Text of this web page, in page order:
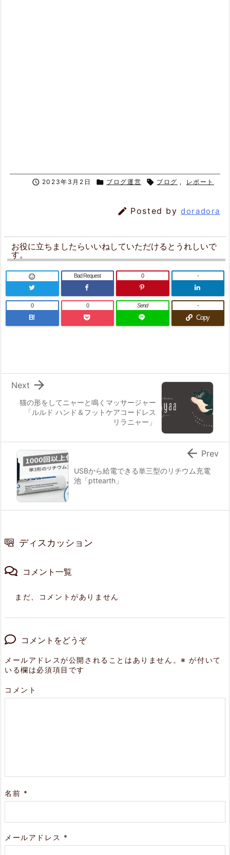
 2023年3月2日  ブログ運営  ブログ , レポート
 Posted bydoradora
お役に立ちましたらいいねしていただけるとうれしいで
す。
 Bad Request 0 -
B!
0 0 Send
Copy
-
猫の形をしてニャーと鳴くマッサージャー
「ルルド ハンド＆フットケアコードレス
リラニャー」

Next
USBから給電できる単三型のリチウム充電
池「pttearth」
 Prev
ディスカッション
コメント一覧
まだ、コメントがありません
コメントをどうぞ
メールアドレスが公開されることはありません。※ が付いて
いる欄は必須項目です
コメント
名前 *
メールアドレス *